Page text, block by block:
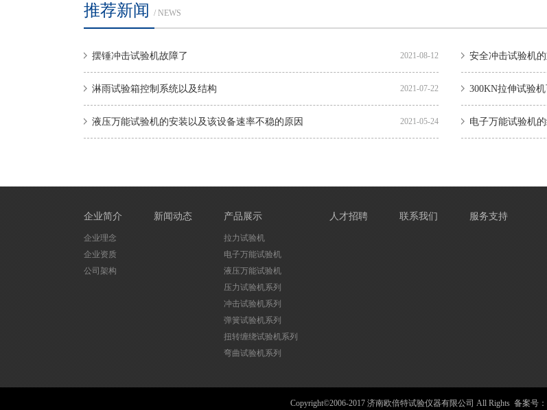
推荐新闻 / NEWS
2021-08-12
摆锤冲击试验机故障了 安全冲击试验机
2021-07-22
淋雨试验箱控制系统以及结构 300KN拉伸试验
2021-05-24
液压万能试验机的安装以及该设备速率不稳的原因 电子万能试验机
企业简介
企业理念
企业资质
公司架构
新闻动态 产品展示
拉力试验机
电子万能试验机
液压万能试验机
压力试验机系列
冲击试验机系列
弹簧试验机系列
扭转缠绕试验机系列
弯曲试验机系列
人才招聘 联系我们 服务支持
Copyright©2006-2017 济南欧倍特试验仪器有限公司 All Rights 备案号：